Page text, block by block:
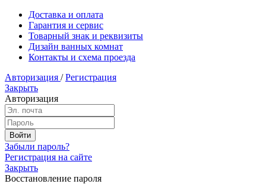
Доставка и оплата
Гарантия и сервис
Товарный знак и реквизиты
Дизайн ванных комнат
Контакты и схема проезда
Авторизация / Регистрация
Закрыть
Авторизация
Забыли пароль?
Регистрация на сайте
Закрыть
Восстановление пароля